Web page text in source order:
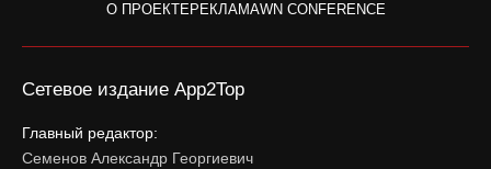
О ПРОЕКТЕРЕКЛАМАWN CONFERENCE
Сетевое издание App2Top
Главный редактор:
Семенов Александр Георгиевич